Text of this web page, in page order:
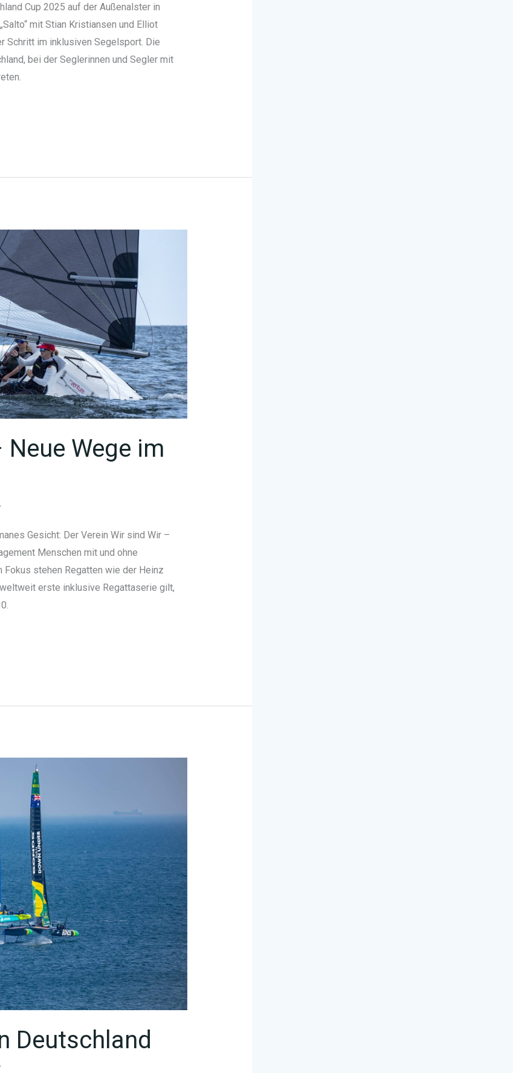
Cup 2025 auf der Außenalster in
mit Stian Kristiansen und Elliot
Schritt im inklusiven Segelsport. Die
bei der Seglerinnen und Segler mit
Wege im
Gesicht: Der Verein Wir sind Wir –
Menschen mit und ohne
Fokus stehen Regatten wie der Heinz
erste inklusive Regattaserie gilt,
Deutschland